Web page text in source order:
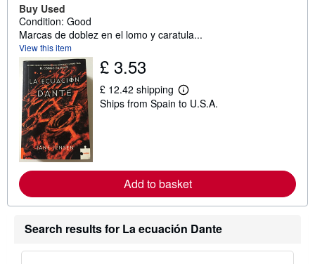
Buy Used
Condition: Good
Marcas de doblez en el lomo y caratula...
View this item
£ 3.53
£ 12.42 shipping
L
e
a
b
o
t
h
Ships from Spain to U.S.A.
Add to basket
Search results for La ecuación Dante